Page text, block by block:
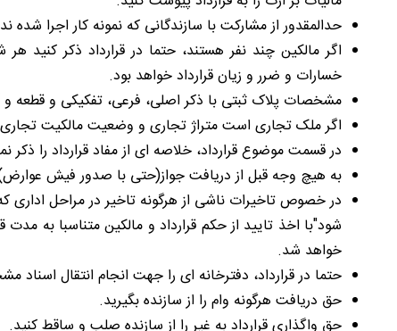
حدالمقدور از مشارکت با سازندگانی که نمونه کار اجرا شده
اگر مالکین چند نفر هستند، حتما در قرارداد ذکر
خسارات و ضرر و زیان قرارداد خواهد بود.
مشخصات پلاک ثبتی با ذکر اصلی، فرعی، تفکیکی و
اگر ملک تجاری است متراژ تجاری و وضعیت مالکیت
در قسمت موضوع قرارداد، خلاصه ای از مفاد قرارداد را ذکر
به هیچ وجه قبل از دریافت جواز(حتی با صدور فیش
در خصوص تاخیرات ناشی از هرگونه تاخیر در مراحل اداری
شود"با اخذ تایید از حکم قرارداد و مالکین متناسبا به
خواهد شد.
حتما در قرارداد، دفترخانه ای را جهت انجام انتقال اسناد
حق دریافت هرگونه وام را از سازنده بگیرید.
حق واگذاری قرارداد به غیر را از سازنده صلب و ساقط کنید.